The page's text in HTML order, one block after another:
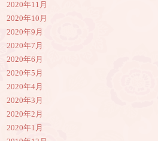
2020年11月
2020年10月
2020年9月
2020年7月
2020年6月
2020年5月
2020年4月
2020年3月
2020年2月
2020年1月